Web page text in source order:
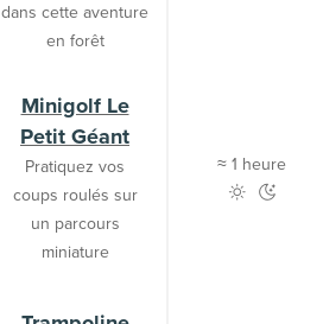
dans cette aventure
en forêt
Minigolf Le
Petit Géant
Pratiquez vos
coups roulés sur
un parcours
miniature
≈ 1 heure